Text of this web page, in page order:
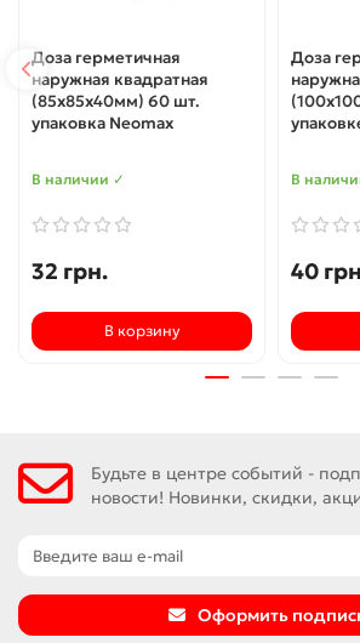
Доза герметичная
наружная квадратная
(85х85х40мм) 60 шт.
упаковка Neomax
В наличии ✓
32 грн.
В корзину
Доза
В
40
Будьте в центре событий -
новости! Новинки, скидки,
Оформить